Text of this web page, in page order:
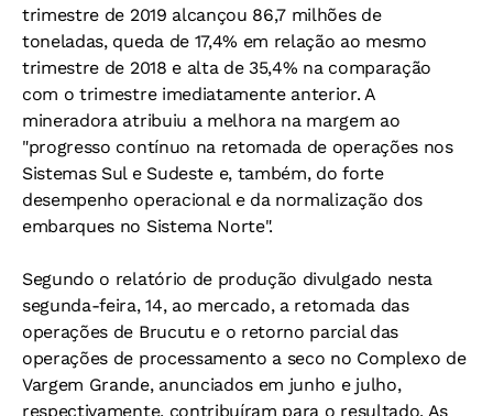
trimestre de 2019 alcançou 86,7 milhões de
toneladas, queda de 17,4% em relação ao mesmo
trimestre de 2018 e alta de 35,4% na comparação
com o trimestre imediatamente anterior. A
mineradora atribuiu a melhora na margem ao
"progresso contínuo na retomada de operações nos
Sistemas Sul e Sudeste e, também, do forte
desempenho operacional e da normalização dos
embarques no Sistema Norte".
Segundo o relatório de produção divulgado nesta
segunda-feira, 14, ao mercado, a retomada das
operações de Brucutu e o retorno parcial das
operações de processamento a seco no Complexo de
Vargem Grande, anunciados em junho e julho,
respectivamente, contribuíram para o resultado. As